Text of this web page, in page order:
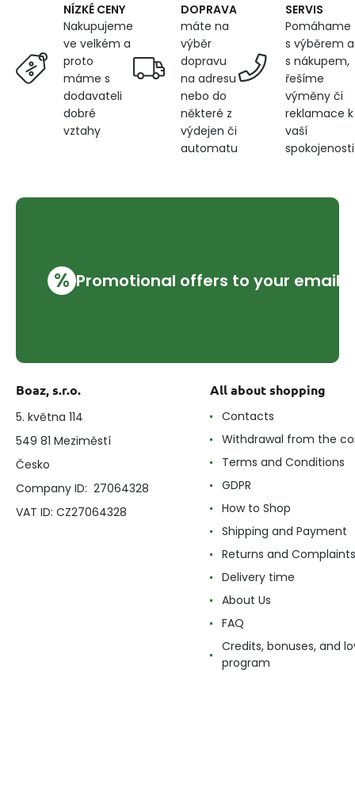
NÍZKÉ CENY
Nakupujeme
ve velkém a
proto
máme s
dodavateli
dobré
vztahy
DOPRAVA
máte na
výběr
dopravu
na adresu
nebo do
některé z
výdejen či
automatu
SERVIS
Pomáhame
s výběrem a
s nákupem,
řešíme
výměny či
reklamace k
vaší
spokojenosti
% Promotional offers to your email
Boaz, s.r.o.
5. května 114
549 81 Meziměstí
Česko
Company ID: 27064328
VAT ID: CZ27064328
All about shopping
Contacts
Withdrawal from the
Terms and Conditions
GDPR
How to Shop
Shipping and Payment
Returns and Complaints
Delivery time
About Us
FAQ
Credits, bonuses, and
program